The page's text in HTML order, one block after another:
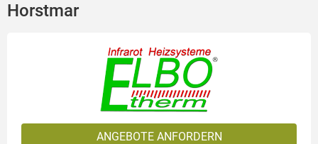
Horstmar
ANGEBOTE ANFORDERN